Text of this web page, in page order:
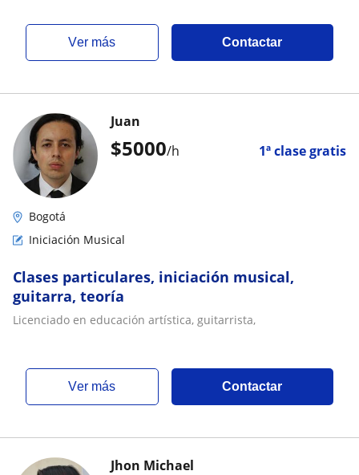
ver más Contactar
$5000/h 1ª clase gratis
Juan
Bogotá
Iniciación Musical
Clases particulares, iniciación musical,
guitarra, teoría
Licenciado en educación artística, guitarrista,
ver más Contactar
Jhon Michael